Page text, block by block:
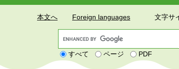
本文へ Foreign languages 文字サ
o
すべて ページ PDF